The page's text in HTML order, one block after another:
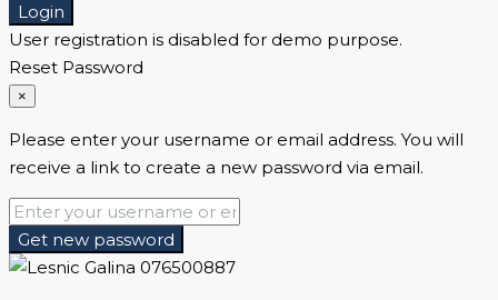
Login
User registration is disabled for demo purpose.
Reset Password
×
Please enter your username or email address. You will
receive a link to create a new password via email.
Get new password